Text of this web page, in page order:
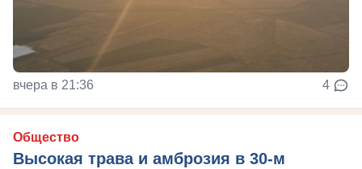
вчера в 21:36 4
Общество
Высокая трава и амброзия в 30‑м